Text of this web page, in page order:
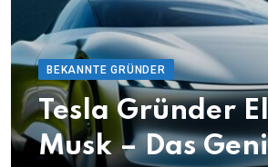
BEKANNTE GRÜNDER
Tesla Gründer
Musk – Das